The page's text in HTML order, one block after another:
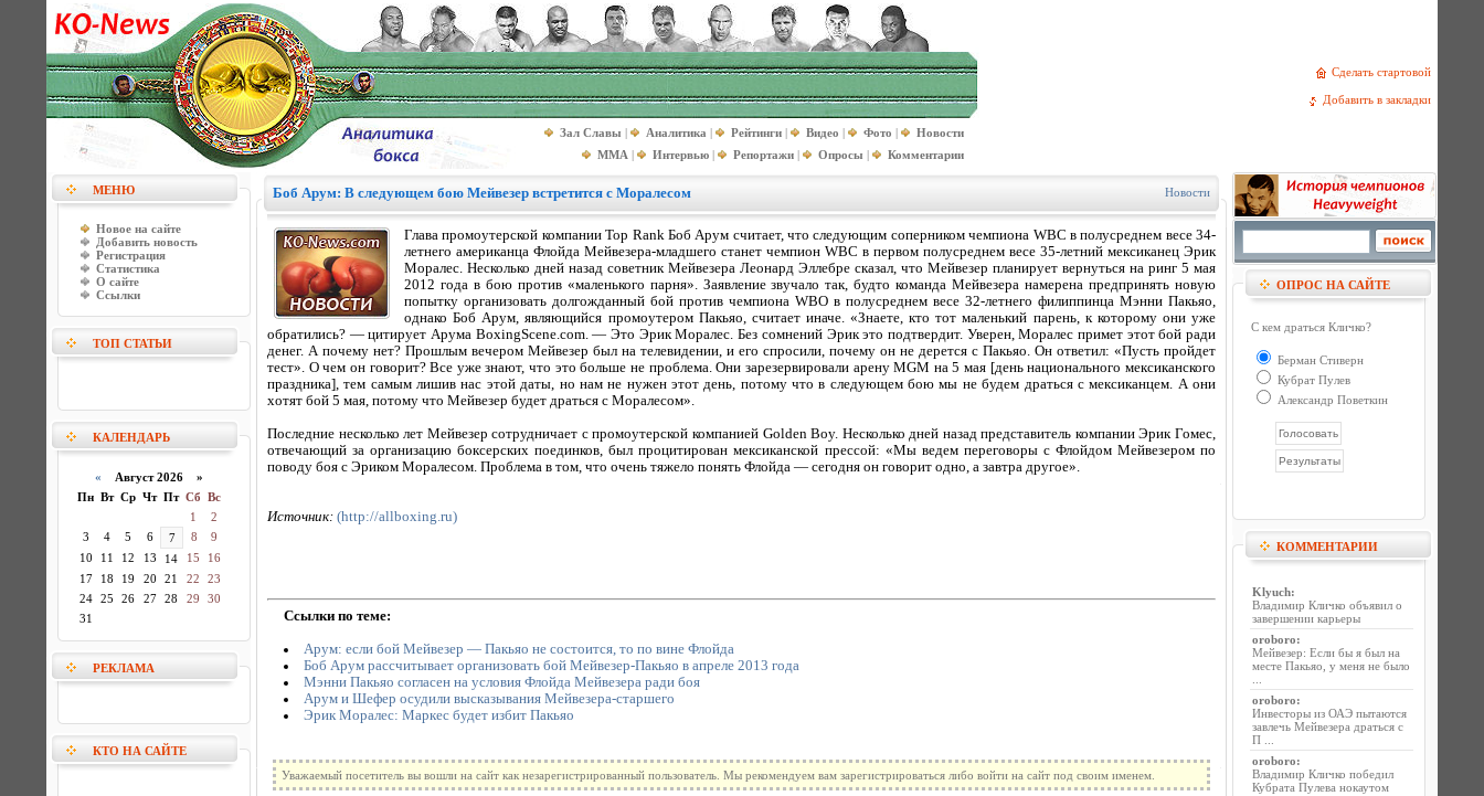
Сделать стартовой
Добавить в закладки
Зал Славы | Аналитика | Рейтинги | Видео | Фото |
Новости
MMA | Интервью | Репортажи | Опросы | Комментарии
МЕНЮ
Новое на сайте
Добавить новость
Регистрация
Статистика
О сайте
Ссылки
ТОП СТАТЬИ
КАЛЕНДАРЬ
« Август 2026 »
Пн Вт Ср Чт Пт Сб Вс
1
2
3
4 5 6 7 8
9
10
11 12 13 14 15
16
17
18 19 20 21 22
23
24
25 26 27 28 29
30
31
РЕКЛАМА
КТО НА САЙТЕ
Боб Арум: В следующем бою Мейвезер встретится с Моралесом Новости
Глава промоутерской компании Top Rank Боб Арум считает, что следующим соперником чемпиона WBC в полусреднем весе 34-
летнего американца Флойда Мейвезера-младшего станет чемпион WBC в первом полусреднем весе 35-летний мексиканец Эрик
Моралес. Несколько дней назад советник Мейвезера Леонард Эллебре сказал, что Мейвезер планирует вернуться на ринг 5 мая
2012 года в бою против «маленького парня». Заявление звучало так, будто команда Мейвезера намерена предпринять новую
попытку организовать долгожданный бой против чемпиона WBO в полусреднем весе 32-летнего филиппинца Мэнни Пакьяо,
однако Боб Арум, являющийся промоутером Пакьяо, считает иначе. «Знаете, кто тот маленький парень, к которому они уже
обратились? — цитирует Арума BoxingScene.com. — Это Эрик Моралес. Без сомнений Эрик это подтвердит. Уверен, Моралес примет этот бой ради
денег. А почему нет? Прошлым вечером Мейвезер был на телевидении, и его спросили, почему он не дерется с Пакьяо. Он ответил: «Пусть пройдет
тест». О чем он говорит? Все уже знают, что это больше не проблема. Они зарезервировали арену MGM на 5 мая [день национального мексиканского
праздника], тем самым лишив нас этой даты, но нам не нужен этот день, потому что в следующем бою мы не будем драться с мексиканцем. А они
хотят бой 5 мая, потому что Мейвезер будет драться с Моралесом».
Последние несколько лет Мейвезер сотрудничает с промоутерской компанией Golden Boy. Несколько дней назад представитель компании Эрик Гомес,
отвечающий за организацию боксерских поединков, был процитирован мексиканской прессой: «Мы ведем переговоры с Флойдом Мейвезером по
поводу боя с Эриком Моралесом. Проблема в том, что очень тяжело понять Флойда — сегодня он говорит одно, а завтра другое».
Источник: (http://allboxing.ru)
Ссылки по теме:
Арум: если бой Мейвезер — Пакьяо не состоится, то по вине Флойда
Боб Арум рассчитывает организовать бой Мейвезер-Пакьяо в апреле 2013 года
Мэнни Пакьяо согласен на условия Флойда Мейвезера ради боя
Арум и Шефер осудили высказывания Мейвезера-старшего
Эрик Моралес: Маркес будет избит Пакьяо
Уважаемый посетитель вы вошли на сайт как незарегистрированный пользователь. Мы рекомендуем вам зарегистрироваться либо войти на сайт под своим именем.
ОПРОС НА САЙТЕ
С кем драться Кличко?
Берман Стиверн
Кубрат Пулев
Александр Поветкин
КОММЕНТАРИИ
Klyuch:
Владимир Кличко объявил о
завершении карьеры
oroboro:
Мейвезер: Если бы я был на
месте Пакьяо, у меня не было
oroboro:
Инвесторы из ОАЭ пытаются
завлечь Мейвезера драться с
П ...
oroboro:
Владимир Кличко победил
Кубрата Пулева нокаутом